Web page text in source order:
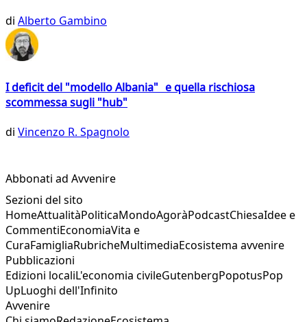
di Alberto Gambino
I deficit del "modello Albania" e quella rischiosa
scommessa sugli "hub"
di Vincenzo R. Spagnolo
Abbonati ad Avvenire
Sezioni del sito
HomeAttualitàPoliticaMondoAgoràPodcastChiesaIdee e
CommentiEconomiaVita e
CuraFamigliaRubricheMultimediaEcosistema avvenire
Pubblicazioni
Edizioni localiL'economia civileGutenbergPopotusPop
UpLuoghi dell'Infinito
Avvenire